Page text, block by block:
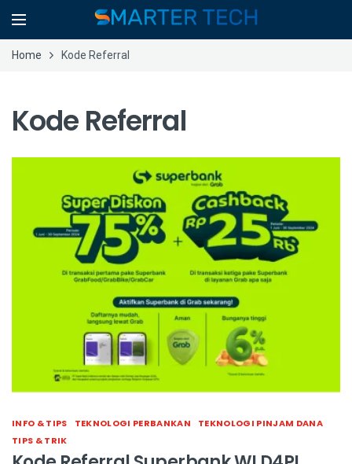
Home Kode Referral
Kode Referral
INFO & TIPS TEKNOLOGI PERBANKAN
TEKNOLOGI PINJAM DANA
TIPS & TRIK